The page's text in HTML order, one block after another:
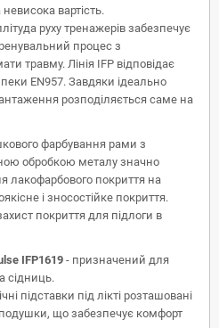
вартість.
руху тренажерів забезпечує
процес з
травму. Лінія IFP відповідає
EN957. Завдяки ідеально
розподіляється саме на
фарбування рами з
обробкою металу значно
лакофарбового покриття на
і зносостійке покриття.
покриття для підлоги в
IFP1619- призначений для
сідниць.
підставки під лікті розташовані
що забезпечує комфорт